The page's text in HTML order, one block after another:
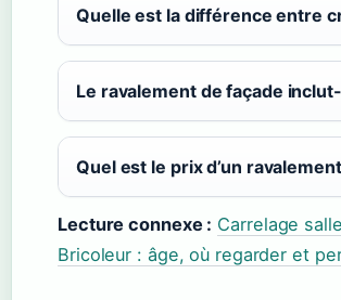
Quelle est la différence entre
Le ravalement de façade
Quel est le prix d’un
Lecture connexe : Carrelage
Bricoleur : âge, où regarder et